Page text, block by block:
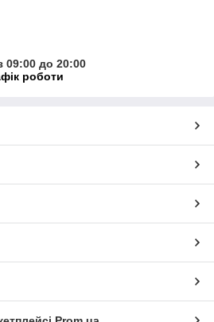
09:00 до 20:00
роботи